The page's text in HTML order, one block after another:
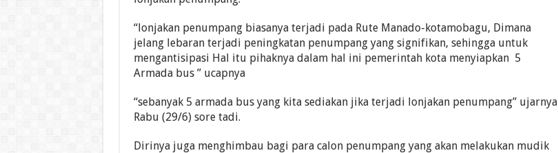
“lonjakan penumpang biasanya terjadi pada Rute Manado-kotamobagu, Dimana
jelang lebaran terjadi peningkatan penumpang yang signifikan, sehingga untuk
mengantisipasi Hal itu pihaknya dalam hal ini pemerintah kota menyiapkan 5
Armada bus ” ucapnya
“sebanyak 5 armada bus yang kita sediakan jika terjadi lonjakan penumpang” ujarnya
Rabu (29/6) sore tadi.
Dirinya juga menghimbau bagi para calon penumpang yang akan melakukan mudik